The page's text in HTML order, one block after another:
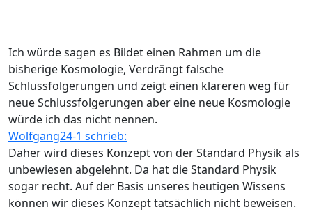
Ich würde sagen es Bildet einen Rahmen um die
bisherige Kosmologie, Verdrängt falsche
Schlussfolgerungen und zeigt einen klareren weg für
neue Schlussfolgerungen aber eine neue Kosmologie
würde ich das nicht nennen.
Wolfgang24-1 schrieb:
Daher wird dieses Konzept von der Standard Physik als
unbewiesen abgelehnt. Da hat die Standard Physik
sogar recht. Auf der Basis unseres heutigen Wissens
können wir dieses Konzept tatsächlich nicht beweisen.